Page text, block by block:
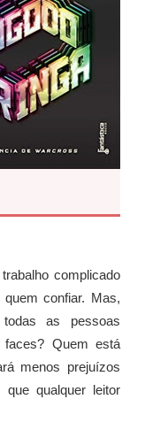
complicado
confiar. Mas,
as pessoas
Quem está
menos prejuízos
que qualquer leitor